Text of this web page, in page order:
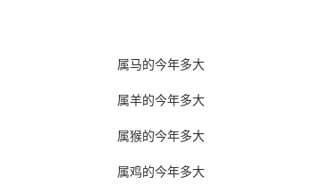
属马的今年多大
属羊的今年多大
属猴的今年多大
属鸡的今年多大